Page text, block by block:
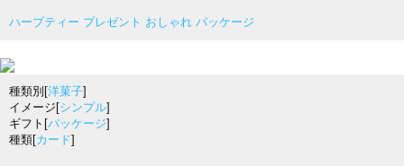
ハーブティー プレゼント おしゃれ パッケージ
種類別[洋菓子]
イメージ[シンプル]
ギフト[パッケージ]
種類[カード]